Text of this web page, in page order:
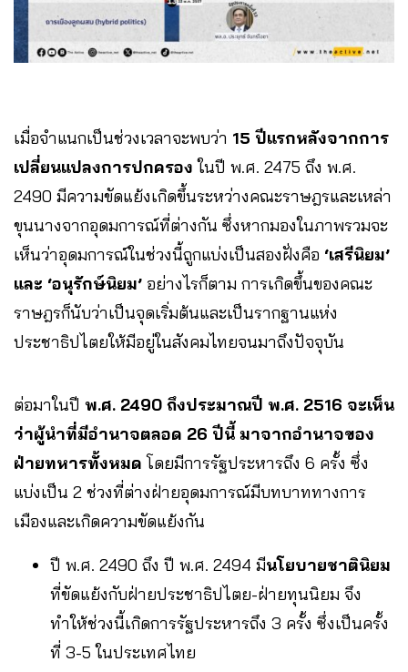
เมื่อจำแนกเป็นช่วงเวลาจะพบว่า 15 ปีแรกหลังจากการ
เปลี่ยนแปลงการปกครอง ในปี พ.ศ. 2475 ถึง พ.ศ.
2490 มีความขัดแย้งเกิดขึ้นระหว่างคณะราษฎรและเหล่า
ขุนนางจากอุดมการณ์ที่ต่างกัน ซึ่งหากมองในภาพรวมจะ
เห็นว่าอุดมการณ์ในช่วงนี้ถูกแบ่งเป็นสองฝั่งคือ ‘เสรีนิยม’
และ ‘อนุรักษ์นิยม’ อย่างไรก็ตาม การเกิดขึ้นของคณะ
ราษฎรก็นับว่าเป็นจุดเริ่มต้นและเป็นรากฐานแห่ง
ประชาธิปไตยให้มีอยู่ในสังคมไทยจนมาถึงปัจจุบัน
ต่อมาในปี พ.ศ. 2490 ถึงประมาณปี พ.ศ. 2516 จะเห็น
ว่าผู้นำที่มีอำนาจตลอด 26 ปีนี้ มาจากอำนาจของ
ฝ่ายทหารทั้งหมด โดยมีการรัฐประหารถึง 6 ครั้ง ซึ่ง
แบ่งเป็น 2 ช่วงที่ต่างฝ่ายอุดมการณ์มีบทบาททางการ
เมืองและเกิดความขัดแย้งกัน
ปี พ.ศ. 2490 ถึง ปี พ.ศ. 2494 มีนโยบายชาตินิยม
ที่ขัดแย้งกับฝ่ายประชาธิปไตย-ฝ่ายทุนนิยม จึง
ทำให้ช่วงนี้เกิดการรัฐประหารถึง 3 ครั้ง ซึ่งเป็นครั้ง
ที่ 3-5 ในประเทศไทย